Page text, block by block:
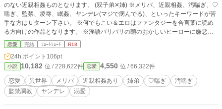
のない近親相姦ものとなります。 (双子弟✕姉) ※メリバ、近親相姦、汚喘ぎ、♡
喘ぎ、監禁、凌辱、眠姦、ヤンデレ(マジで病んでる)、といったキーワードが苦
手な方はＵターン下さい。 ※何でもこい＆エロはファンタジーを合言葉に読め
る方向けの作品となります。 ※淫語バリバリの頭のおかしいヒーローに嫌悪感
がある方も先に進まないで下さい。 注意事項を全てクリアした強者な読者様の
み、お進み下さい。 溺愛／執着／狂愛／凌辱／眠姦／調教／敬語責め
恋愛 完結 ｼｮｰﾄｼｮｰﾄ R18
24h.ポイント 106pt
小説 10,182 位 / 228,622件 恋愛 4,550 位 / 66,322件
恋愛 異世界 メリバ 近親相姦あり 姉弟 ♡喘ぎ
汚喘ぎ
監禁調教
ヤンデレ 溺愛